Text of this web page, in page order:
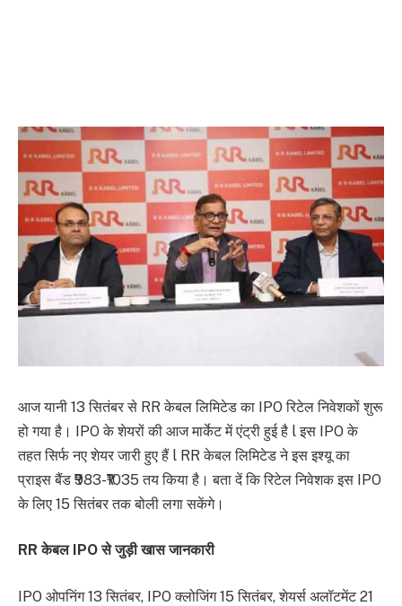
आज यानी 13 सितंबर से RR केबल लिमिटेड का IPO रिटेल निवेशकों शुरू
हो गया है। IPO के शेयरों की आज मार्केट में एंट्री हुई है l इस IPO के
तहत सिर्फ नए शेयर जारी हुए हैं l RR केबल लिमिटेड ने इस इश्यू का
प्राइस बैंड ₹983-₹1035 तय किया है। बता दें कि रिटेल निवेशक इस IPO
के लिए 15 सितंबर तक बोली लगा सकेंगे।
RR केबल IPO से जुड़ी खास जानकारी
IPO ओपनिंग 13 सितंबर, IPO क्लोजिंग 15 सितंबर, शेयर्स अलॉटमेंट 21